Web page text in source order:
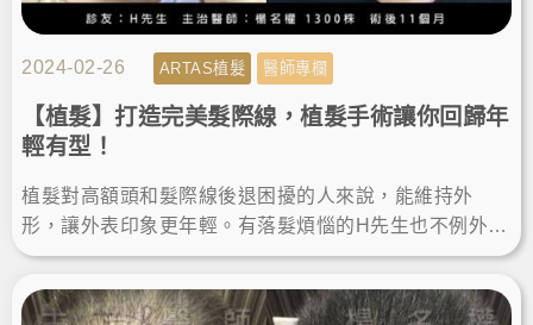
2024-02-26 ARTAS植髮 醫師專欄
【植髮】打造完美髮際線，植髮手術讓你回歸年
輕有型！
植髮對高額頭和髮際線後退困擾的人來說，能維持外
形，讓外表印象更年輕。有落髮煩惱的H先生也不例外，
他決定在羅丹診所做植髮手術，而術後的植髮成果讓他
變得更年輕有型。